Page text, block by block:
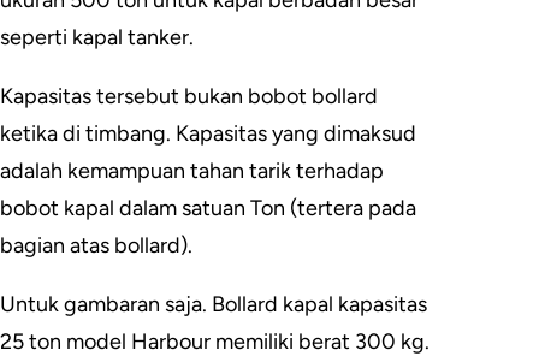
seperti kapal tanker.
Kapasitas tersebut bukan bobot bollard
ketika di timbang. Kapasitas yang dimaksud
adalah kemampuan tahan tarik terhadap
bobot kapal dalam satuan Ton (tertera pada
bagian atas bollard).
Untuk gambaran saja. Bollard kapal kapasitas
25 ton model Harbour memiliki berat 300 kg.